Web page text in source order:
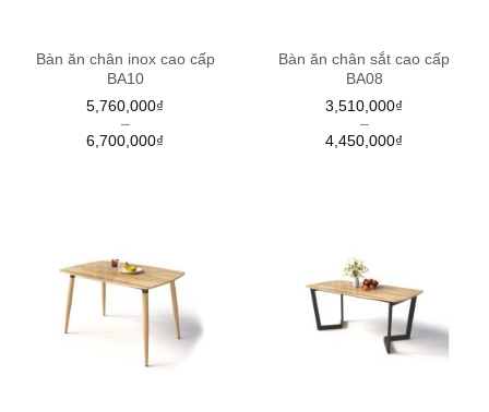
Bàn ăn chân inox cao cấp
BA10
5,760,000₫
–
6,700,000₫
Bàn ăn chân sắt cao cấp
BA08
3,510,000₫
–
4,450,000₫